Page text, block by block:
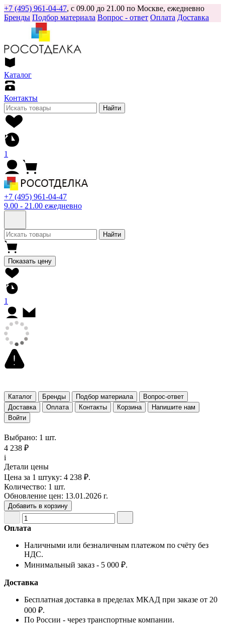
+7 (495) 961-04-47, с 09.00 до 21.00 по Москве, ежедневно
Бренды Подбор материала Вопрос - ответ Оплата Доставка
Каталог
Контакты
Найти
1
+7 (495) 961-04-47
9.00 - 21.00 ежедневно
Найти
Показать цену
1
Каталог Бренды Подбор материала
Вопрос-ответ
Доставка
Оплата Контакты Корзина
Напишите нам
Войти
Выбрано: 1 шт.
4 238 ₽
i
Детали цены
Цена за 1 штуку: 4 238 ₽.
Количество: 1 шт.
Обновление цен: 13.01.2026 г.
Добавить в корзину
Оплата
Наличными или безналичным платежом по счёту без
НДС.
Минимальный заказ - 5 000 ₽.
Доставка
Бесплатная доставка в пределах МКАД при заказе от 20
000 ₽.
По России - через транспортные компании.